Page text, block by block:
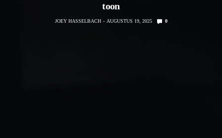
toon
JOEY HASSELBACH AUGUSTUS 19, 2025 0